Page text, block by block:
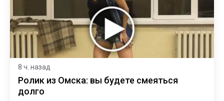
8 ч. назад
Ролик из Омска: вы будете смеяться
долго